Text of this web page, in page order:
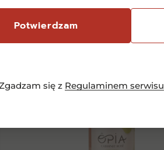
Potwierdzam
się z Regulaminem serwisu